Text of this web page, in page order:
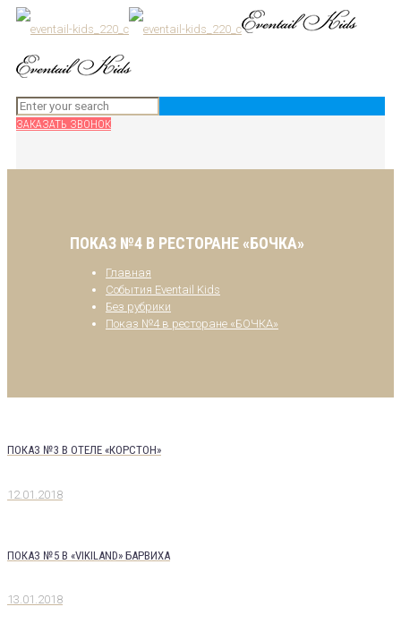
ЗАКАЗАТЬ ЗВОНОК
ПОКАЗ №4 В РЕСТОРАНЕ «БОЧКА»
Главная
События Eventail Kids
Без рубрики
Показ №4 в ресторане «БОЧКА»
ПОКАЗ №3 В ОТЕЛЕ «КОРСТОН»
12.01.2018
ПОКАЗ №5 В «VIKILAND» БАРВИХА
13.01.2018